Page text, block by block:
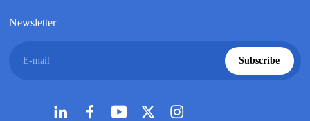
Newsletter
E-mail Subscribe